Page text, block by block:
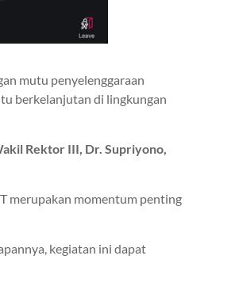
mutu penyelenggaraan
berkelanjutan di lingkungan
Rektor III, Dr. Supriyono,
merupakan momentum penting
kegiatan ini dapat